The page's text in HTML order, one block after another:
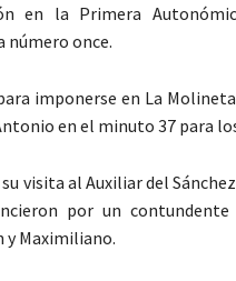
en la Primera
número once.
imponerse en La
en el minuto 37 para
visita al Auxiliar del
por un
y Maximiliano.